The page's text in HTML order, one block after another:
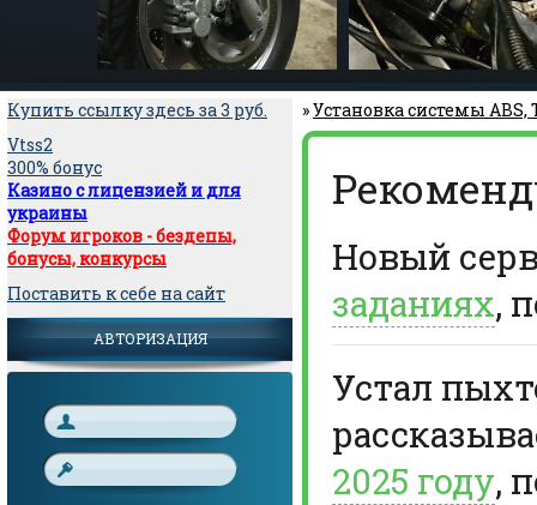
Купить ссылку здесь за3 руб.
Vtss2
300% бонус
Казино с лицензией и для
украины
Форум игроков - бездепы,
бонусы, конкурсы
Поставить к себе на сайт
АВТОРИЗАЦИЯ
»Установка системы
Новый
заданиях,
Устал
2025 году,